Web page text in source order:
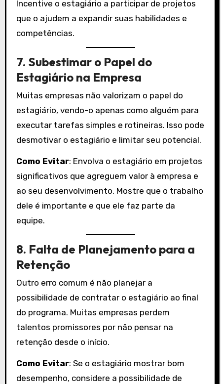
Incentive o estagiário a participar de projetos
que o ajudem a expandir suas habilidades e
competências.
7. Subestimar o Papel do
Estagiário na Empresa
Muitas empresas não valorizam o papel do
estagiário, vendo-o apenas como alguém para
executar tarefas simples e rotineiras. Isso pode
desmotivar o estagiário e limitar seu potencial.
Como Evitar: Envolva o estagiário em projetos
significativos que agreguem valor à empresa e
ao seu desenvolvimento. Mostre que o trabalho
dele é importante e que ele faz parte da
equipe.
8. Falta de Planejamento para a
Retenção
Outro erro comum é não planejar a
possibilidade de contratar o estagiário ao final
do programa. Muitas empresas perdem
talentos promissores por não pensar na
retenção desde o início.
Como Evitar: Se o estagiário mostrar bom
desempenho, considere a possibilidade de